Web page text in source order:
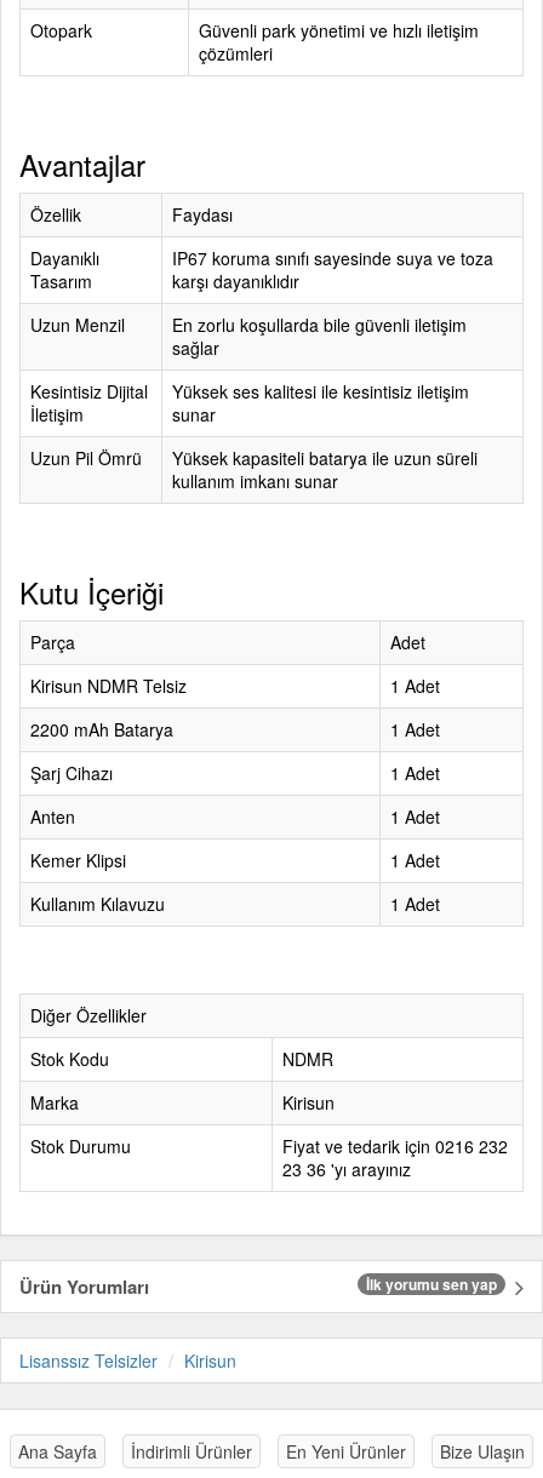
Otopark
Güvenli park yönetimi ve hızlı iletişim
çözümleri
Avantajlar
Özellik
Faydası
Dayanıklı
Tasarım
IP67 koruma sınıfı sayesinde suya ve toza
karşı dayanıklıdır
Uzun Menzil
En zorlu koşullarda bile güvenli iletişim
sağlar
Kesintisiz Dijital
İletişim
Yüksek ses kalitesi ile kesintisiz iletişim
sunar
Uzun Pil Ömrü
Yüksek kapasiteli batarya ile uzun süreli
kullanım imkanı sunar
Kutu İçeriği
Parça
Adet
Kirisun NDMR Telsiz
1 Adet
2200 mAh Batarya
1 Adet
Şarj Cihazı
1 Adet
Anten
1 Adet
Kemer Klipsi
1 Adet
Kullanım Kılavuzu
1 Adet
Diğer Özellikler
Stok Kodu
NDMR
Marka
Kirisun
Stok Durumu
Fiyat ve tedarik için 0216 232
23 36 'yı arayınız
Ürün Yorumları İlk yorumu sen yap
Lisanssız Telsizler Kirisun
Ana Sayfa İndirimli Ürünler En Yeni Ürünler Bize Ulaşın